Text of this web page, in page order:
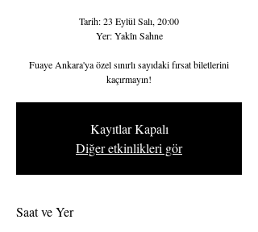
Tarih: 23 Eylül Salı, 20:00
Yer: Yakîn Sahne
Fuaye Ankara'ya özel sınırlı sayıdaki fırsat biletlerini
kaçırmayın!
Kayıtlar Kapalı
Diğer etkinlikleri gör
Saat ve Yer